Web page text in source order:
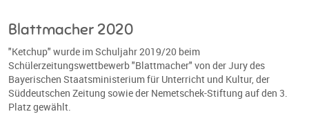
Blattmacher 2020
"Ketchup" wurde im Schuljahr 2019/20 beim
Schülerzeitungswettbewerb "Blattmacher" von der Jury des
Bayerischen Staatsministerium für Unterricht und Kultur, der
Süddeutschen Zeitung sowie der Nemetschek-Stiftung auf den 3.
Platz gewählt.